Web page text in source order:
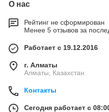
О нас
Рейтинг не сформирован
Менее 5 отзывов за
Работает с 19.12.2016
г. Алматы
Алматы, Казахстан
Контакты
Сегодня работает с